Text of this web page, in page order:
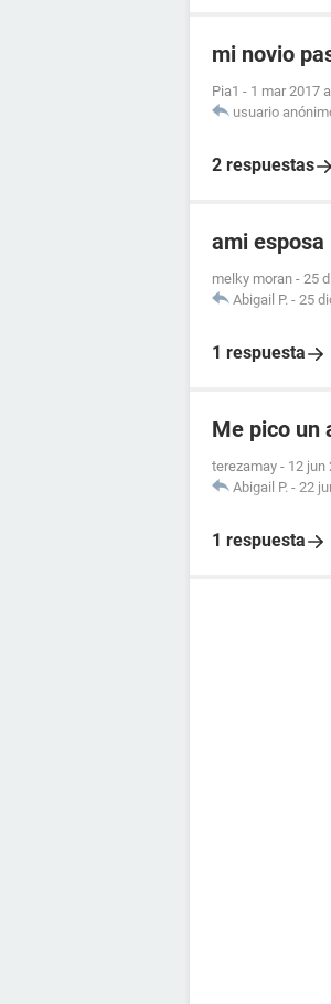
mi novio
Pia1 - 1 mar 2017
usuario
2 respuestas
ami esposa
melky moran - 25
Abigail P. - 25
1 respuesta
Me pico un
terezamay - 12 jun
Abigail P. - 22
1 respuesta